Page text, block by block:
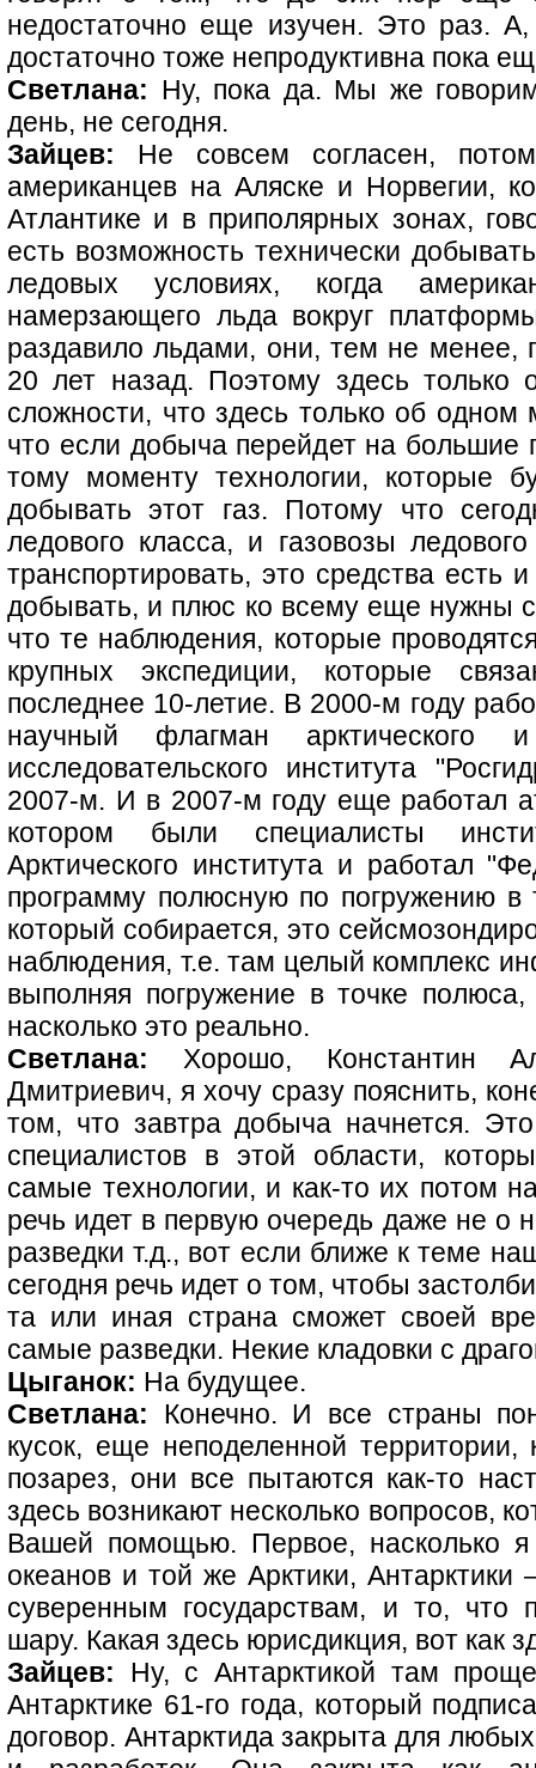
недостаточно еще изучен. Это раз.
достаточно тоже непродуктивна пока
Светлана: Ну, пока да. Мы же
день, не сегодня.
Зайцев: Не совсем согласен,
американцев на Аляске и Норвегии,
Атлантике и в приполярных зонах,
есть возможность технически
ледовых условиях, когда
намерзающего льда вокруг
раздавило льдами, они, тем не менее,
20 лет назад. Поэтому здесь только
сложности, что здесь только об одном
что если добыча перейдет на большие
тому моменту технологии, которые
добывать этот газ. Потому что
ледового класса, и газовозы
транспортировать, это средства есть
добывать, и плюс ко всему еще нужны
что те наблюдения, которые
крупных экспедиции, которые
последнее 10-летие. В 2000-м году
научный флагман арктического и
исследовательского института
2007-м. И в 2007-м году еще работал
котором были специалисты
Арктического института и работал
программу полюсную по погружению в
который собирается, это
наблюдения, т.е. там целый комплекс
выполняя погружение в точке
насколько это реально.
Светлана: Хорошо, Константин
Дмитриевич, я хочу сразу пояснить,
том, что завтра добыча начнется.
специалистов в этой области,
самые технологии, и как-то их потом
речь идет в первую очередь даже не о
разведки т.д., вот если ближе к теме
сегодня речь идет о том, чтобы
та или иная страна сможет своей
самые разведки. Некие кладовки с
Цыганок: На будущее.
Светлана: Конечно. И все страны
кусок, еще неподеленной территории,
позарез, они все пытаются как-то
здесь возникают несколько вопросов,
Вашей помощью. Первое, насколько
океанов и той же Арктики, Антарктики
суверенным государствам, и то, что
шару. Какая здесь юрисдикция, вот как
Зайцев: Ну, с Антарктикой там
Антарктике 61-го года, который
договор. Антарктида закрыта для